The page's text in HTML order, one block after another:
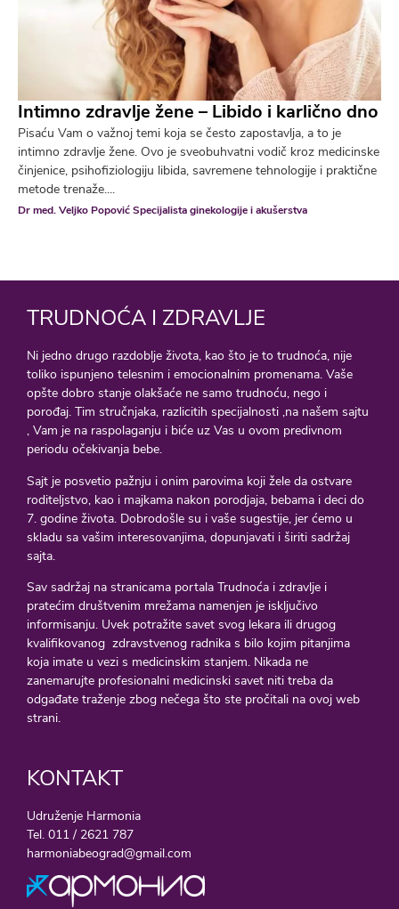
Intimno zdravlje žene – Libido i karlično dno
Pisaću Vam o važnoj temi koja se često zapostavlja, a to je
intimno zdravlje žene. Ovo je sveobuhvatni vodič kroz medicinske
činjenice, psihofiziologiju libida, savremene tehnologije i praktične
metode trenaže....
Dr med. Veljko Popović Specijalista ginekologije i akušerstva
TRUDNOĆA I ZDRAVLJE
Ni jedno drugo razdoblje života, kao što je to trudnoća, nije
toliko ispunjeno telesnim i emocionalnim promenama. Vaše
opšte dobro stanje olakšaće ne samo trudnoću, nego i
porođaj. Tim stručnjaka, razlicitih specijalnosti ,na našem sajtu
, Vam je na raspolaganju i biće uz Vas u ovom predivnom
periodu očekivanja bebe.
Sajt je posvetio pažnju i onim parovima koji žele da ostvare
roditeljstvo, kao i majkama nakon porodjaja, bebama i deci do
7. godine života. Dobrodošle su i vaše sugestije, jer ćemo u
skladu sa vašim interesovanjima, dopunjavati i širiti sadržaj
sajta.
Sav sadržaj na stranicama portala Trudnoća i zdravlje i
pratećim društvenim mrežama namenjen je isključivo
informisanju. Uvek potražite savet svog lekara ili drugog
kvalifikovanog zdravstvenog radnika s bilo kojim pitanjima
koja imate u vezi s medicinskim stanjem. Nikada ne
zanemarujte profesionalni medicinski savet niti treba da
odgađate traženje zbog nečega što ste pročitali na ovoj web
strani.
KONTAKT
Udruženje Harmonia
Tel. 011 / 2621 787
harmoniabeograd@gmail.com